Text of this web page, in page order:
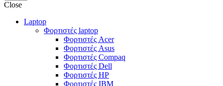
Close
Laptop
Φορτιστές laptop
Φορτιστές Acer
Φορτιστές Asus
Φορτιστές Compaq
Φορτιστές Dell
Φορτιστές HP
Φορτιστές IBM